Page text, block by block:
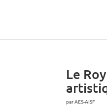
Le
parAES-AISF